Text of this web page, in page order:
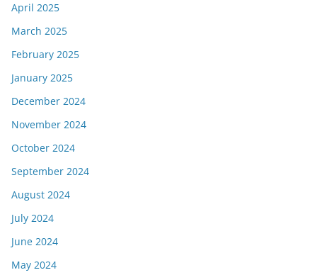
April 2025
March 2025
February 2025
January 2025
December 2024
November 2024
October 2024
September 2024
August 2024
July 2024
June 2024
May 2024